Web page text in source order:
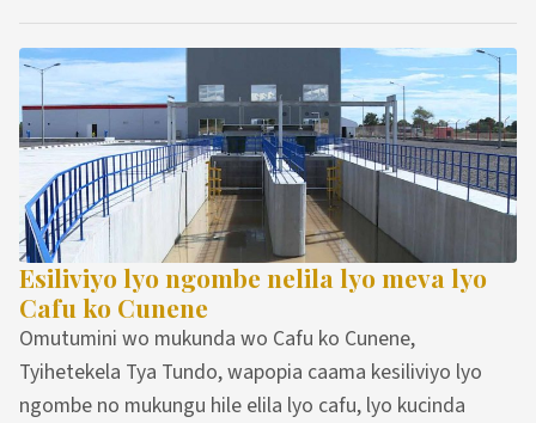
Esiliviyo lyo ngombe nelila lyo meva lyo
Cafu ko Cunene
Omutumini wo mukunda wo Cafu ko Cunene,
Tyihetekela Tya Tundo, wapopia caama kesiliviyo lyo
ngombe no mukungu hile elila lyo cafu, lyo kucinda